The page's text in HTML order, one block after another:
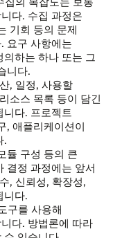
다. 수집 과정은
기회 등의 문제
요구 사항에는
하는 하나 또는 그
니다.
, 일정, 사용할
소스 목록 등이 담긴
다. 프로젝트
, 애플리케이션이
.
듈 구성 등의 큰
결정 과정에는 앞서
, 신뢰성, 확장성,
니다.
구를 사용해
다. 방법론에 따라